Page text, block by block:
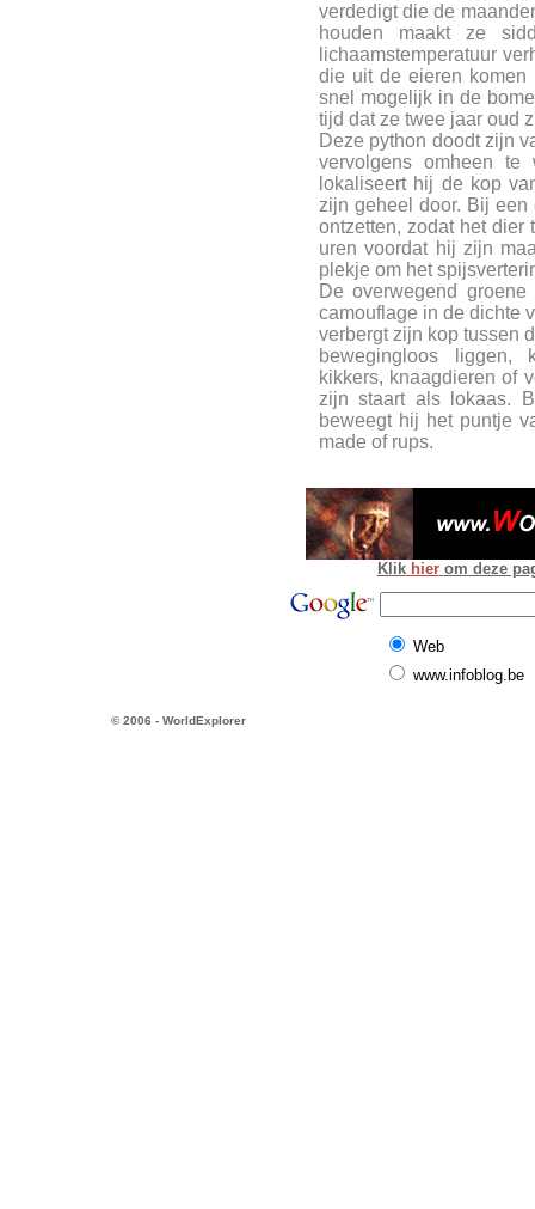
verdedigt die de
houden maakt ze
lichaamstemperatuur
die uit de eieren
snel mogelijk in de
tijd dat ze twee jaar oud
Deze python doodt zijn
vervolgens omheen
lokaliseert hij de kop
zijn geheel door. Bij
ontzetten, zodat het dier
uren voordat hij zijn
plekje om het
De overwegend
camouflage in de dichte
verbergt zijn kop tussen
bewegingloos liggen,
kikkers, knaagdieren of
zijn staart als lokaas.
beweegt hij het puntje
made of rups.
Klik hier om deze
Web
www.infoblog.be
© 2006 - WorldExplorer